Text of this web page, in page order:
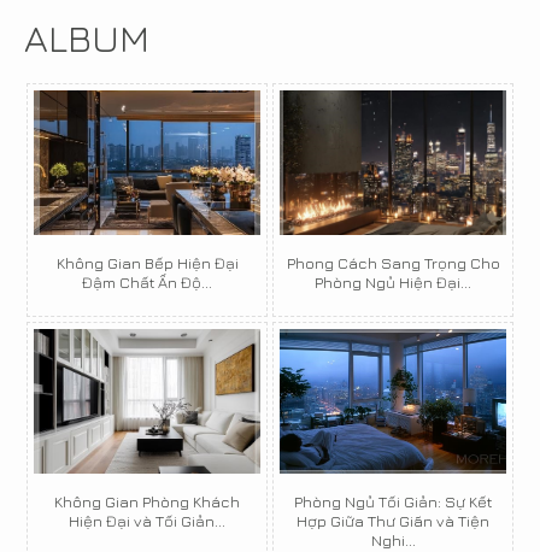
ALBUM
Không Gian Bếp Hiện Đại
Đậm Chất Ấn Độ...
Phong Cách Sang Trọng Cho
Phòng Ngủ Hiện Đại...
Không Gian Phòng Khách
Hiện Đại và Tối Giản...
Phòng Ngủ Tối Giản: Sự Kết
Hợp Giữa Thư Giãn và Tiện
Nghi...